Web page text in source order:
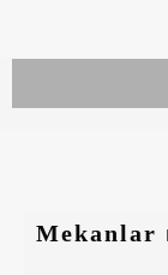
Mekanlar